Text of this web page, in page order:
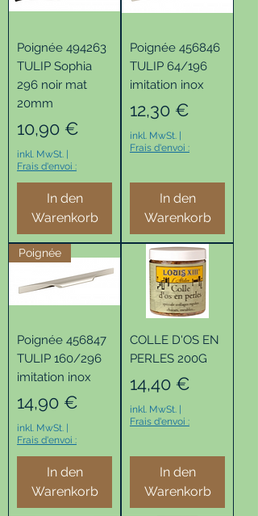
Poignée 494263
TULIP Sophia
296 noir mat
20mm
Preis
10,90 €
inkl. MwSt.
Frais d'envoi :
In den
Warenkorb
Poignée 456846
TULIP 64/196
imitation inox
Preis
12,30 €
inkl. MwSt.
Frais d'envoi :
In den
Warenkorb
Poignée
Poignée 456847
TULIP 160/296
imitation inox
Preis
14,90 €
inkl. MwSt.
Frais d'envoi :
In den
Warenkorb
COLLE D'OS EN
PERLES 200G
Preis
14,40 €
inkl. MwSt.
Frais d'envoi :
In den
Warenkorb